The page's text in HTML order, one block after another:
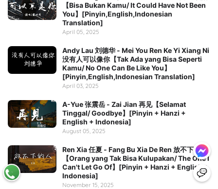
【Bisa Bukan Kamu/ It Could Have Not Been
You】[Pinyin,English,Indonesian
Translation]
April 05, 2025
Andy Lau 刘德华 - Mei You Ren Ke Yi Xiang Ni
没有人可以像你【Tak Ada yang Bisa Seperti
Kamu/ No One Can Be Like You】
[Pinyin,English,Indonesian Translation]
April 03, 2025
A-Yue 张震岳 - Zai Jian 再见【Selamat
Tinggal/ Goodbye】[Pinyin + Hanzi +
English + Indonesia]
August 05, 2025
Ren Xia 任夏 - Fang Bu Xia De Ren 放不下的人
【Orang yang Tak Bisa Kulupakan/ The One I
Can't Let Go Of】[Pinyin + Hanzi + English +
Indonesia]
November 15, 2025